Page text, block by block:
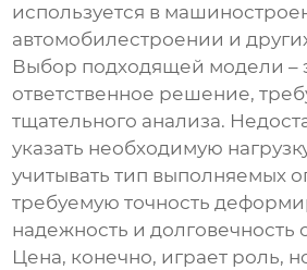
используется в
автомобилестроении и
Выбор подходящей модели –
ответственное решение,
тщательного анализа.
указать необходимую
учитывать тип выполняемых
требуемую точность
надежность и долговечность
Цена, конечно, играет роль,